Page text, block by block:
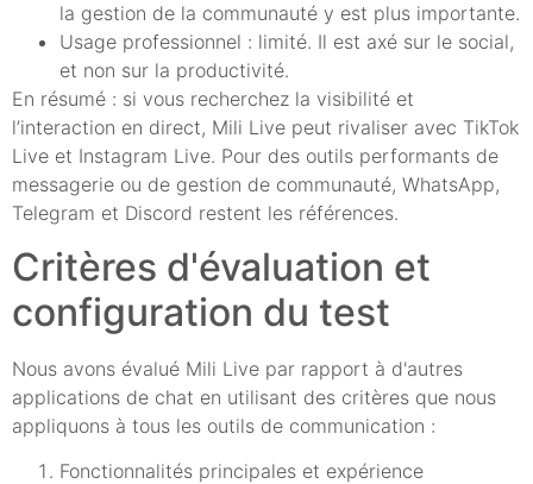
la gestion de la communauté y est plus importante.
Usage professionnel : limité. Il est axé sur le social,
et non sur la productivité.
En résumé : si vous recherchez la visibilité et
l’interaction en direct, Mili Live peut rivaliser avec TikTok
Live et Instagram Live. Pour des outils performants de
messagerie ou de gestion de communauté, WhatsApp,
Telegram et Discord restent les références.
Critères d'évaluation et
configuration du test
Nous avons évalué Mili Live par rapport à d'autres
applications de chat en utilisant des critères que nous
appliquons à tous les outils de communication :
Fonctionnalités principales et expérience